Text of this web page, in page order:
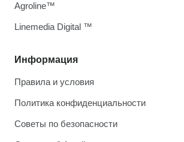
Информация
Правила и условия
Политика конфиденциальности
Советы по безопасности
Agroline™
Linemedia Digital ™